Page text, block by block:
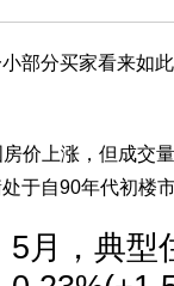
部分买家看来如
价上涨，但成交
于自90年代初楼
5月，典型